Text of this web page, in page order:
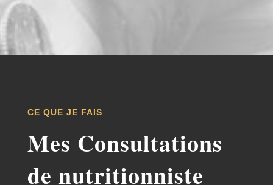
CE QUE JE FAIS
Mes Consultations
de nutritionniste